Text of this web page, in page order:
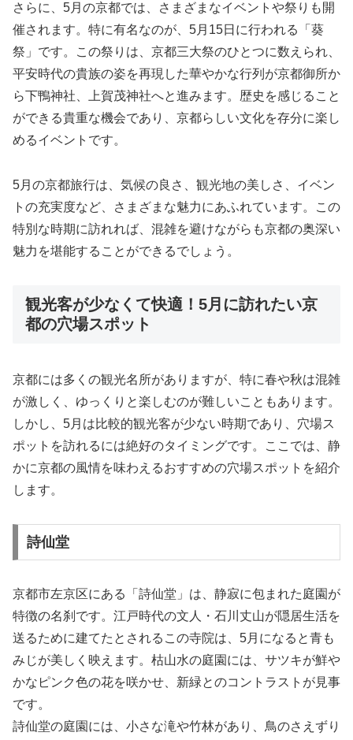
さらに、5月の京都では、さまざまなイベントや祭りも開
催されます。特に有名なのが、5月15日に行われる「葵
祭」です。この祭りは、京都三大祭のひとつに数えられ、
平安時代の貴族の姿を再現した華やかな行列が京都御所か
ら下鴨神社、上賀茂神社へと進みます。歴史を感じること
ができる貴重な機会であり、京都らしい文化を存分に楽し
めるイベントです。
5月の京都旅行は、気候の良さ、観光地の美しさ、イベン
トの充実度など、さまざまな魅力にあふれています。この
特別な時期に訪れれば、混雑を避けながらも京都の奥深い
魅力を堪能することができるでしょう。
観光客が少なくて快適！5月に訪れたい京
都の穴場スポット
京都には多くの観光名所がありますが、特に春や秋は混雑
が激しく、ゆっくりと楽しむのが難しいこともあります。
しかし、5月は比較的観光客が少ない時期であり、穴場ス
ポットを訪れるには絶好のタイミングです。ここでは、静
かに京都の風情を味わえるおすすめの穴場スポットを紹介
します。
詩仙堂
京都市左京区にある「詩仙堂」は、静寂に包まれた庭園が
特徴の名刹です。江戸時代の文人・石川丈山が隠居生活を
送るために建てたとされるこの寺院は、5月になると青も
みじが美しく映えます。枯山水の庭園には、サツキが鮮や
かなピンク色の花を咲かせ、新緑とのコントラストが見事
です。
詩仙堂の庭園には、小さな滝や竹林があり、鳥のさえずり